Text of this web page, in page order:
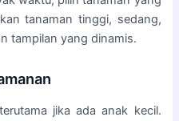
tanaman tinggi, sedang,
tampilan yang dinamis.
jika ada anak kecil.